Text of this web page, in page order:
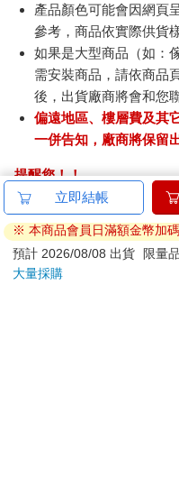
產品顏色可能會因網頁
參考，商品依實際供貨
如果是大型商品（如：
需安裝商品，請依商品
後，出貨廠商將會和您
偏遠地區、樓層費及其
一併告知，廠商將保留
提醒您！！
金石堂及銀行均不會請您
ATM提款機，請不要聽從指
退換貨須知：
**提醒您，鑑賞期不等於試
立即結帳
※ 本商品會員日滿額金幣加
預計 2026/08/08 出貨
限量
大量採購